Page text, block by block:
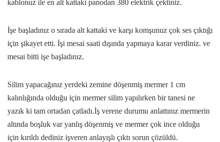
kablonuz ile en alt kattaki panodan 380 elektrik çektiniz.
İşe başladınız o sırada alt kattaki ve karşı komşunuz çok ses çıktığı
için şikayet etti. İşi mesai saati dışında yapmaya karar verdiniz. ve
mesai bitti işe başladınız.
Silim yapacağınız yerdeki zemine döşenmiş mermer 1 cm
kalınlığında olduğu için mermer silim yapılırken bir tanesi ne
yazık ki tam ortadan çatladı.İş verene durumu anlattınız mermerin
altında boşluk var yanlış döşenmiş ve mermer çok ince olduğu
için kırıldı dediniz işveren anlayışlı çıktı sorun çözüldü.